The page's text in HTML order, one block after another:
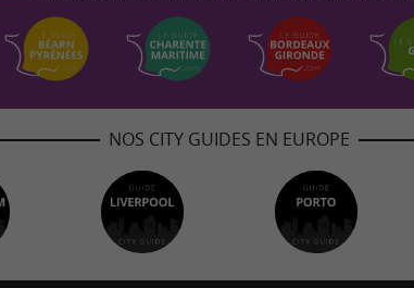
NOS CITY GUIDES EN EUROPE